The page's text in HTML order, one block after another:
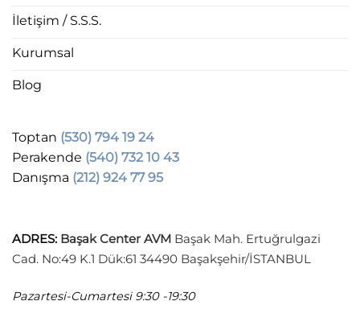
İletişim / S.S.S.
Kurumsal
Blog
Toptan (530) 794 19 24
Perakende (540) 732 10 43
Danışma (212) 924 77 95
ADRES: Başak Center AVM Başak Mah. Ertuğrulgazi
Cad. No:49 K.1 Dük:61 34490 Başakşehir/İSTANBUL
Pazartesi-Cumartesi 9:30 -19:30